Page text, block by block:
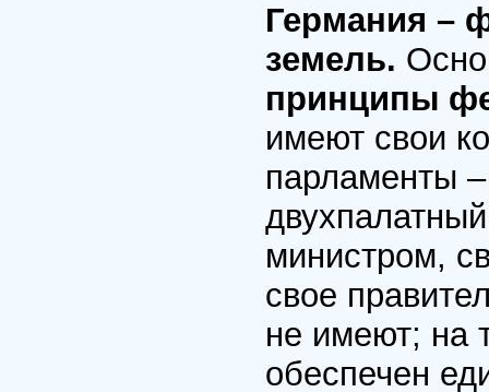
Германия –
земель.
принципы
имеют свои
парламенты
министром,
свое
не имеют; на
обеспечен